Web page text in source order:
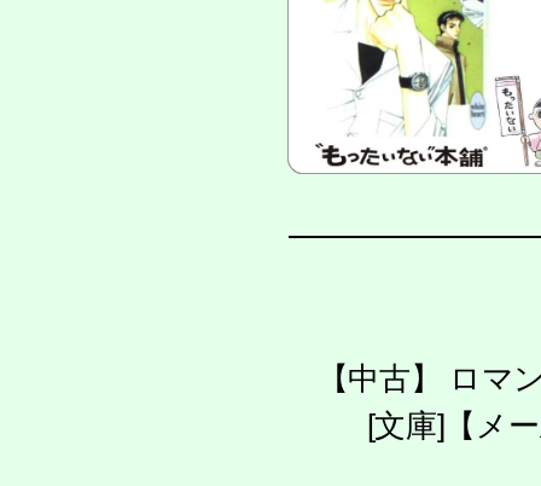
【中古】 ロマ
[文庫]【メ